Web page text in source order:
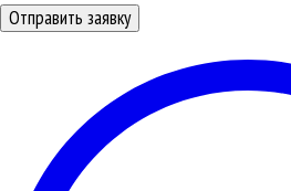
Отправить заявку